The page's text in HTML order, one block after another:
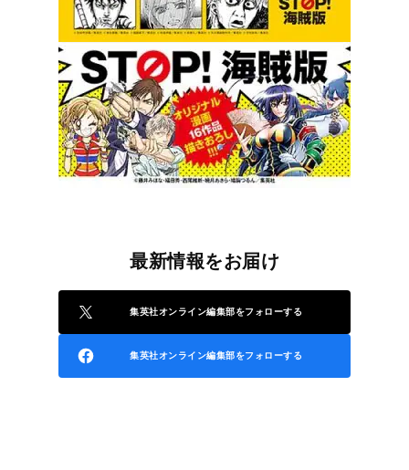
最新情報をお届け
集英社オンライン編集部をフォローする
集英社オンライン編集部をフォローする